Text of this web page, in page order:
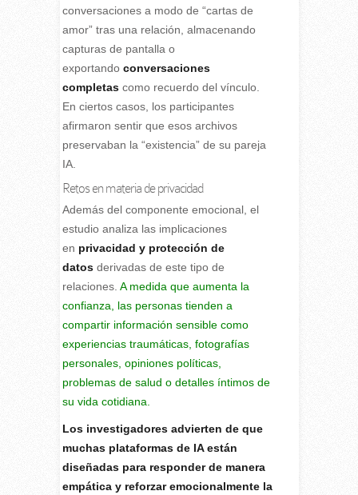
conversaciones a modo de “cartas de
amor” tras una relación, almacenando
capturas de pantalla o
exportando conversaciones
completascomo recuerdo del vínculo.
En ciertos casos, los participantes
afirmaron sentir que esos archivos
preservaban la “existencia” de su pareja
IA.
Retos en materia de privacidad
Además del componente emocional, el
estudio analiza las implicaciones
en privacidad y protección de
datosderivadas de este tipo de
relaciones. A medida que aumenta la
confianza, las personas tienden a
compartir información sensible como
experiencias traumáticas, fotografías
personales, opiniones políticas,
problemas de salud o detalles íntimos de
su vida cotidiana.
Los investigadores advierten de que
muchas plataformas de IA están
diseñadas para responder de manera
empática y reforzar emocionalmente la